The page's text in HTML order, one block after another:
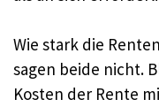
Wie stark die
sagen beide nicht.
Kosten der Rente